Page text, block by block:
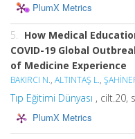
PlumX Metrics
5.
How Medical
COVID-19 Global
of Medicine Experience
BAKIRCI N., ALTINTAŞ L.,
Tıp Eğitimi Dünyası , cilt.20,
PlumX Metrics